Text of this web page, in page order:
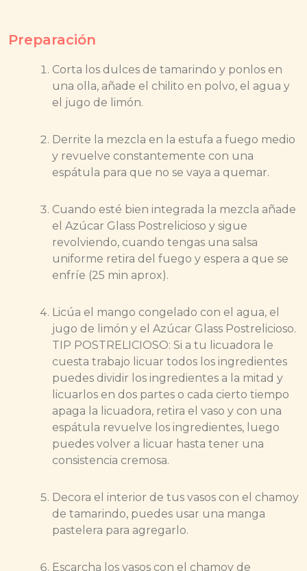
Preparación
Corta los dulces de tamarindo y ponlos en
una olla, añade el chilito en polvo, el agua y
el jugo de limón.
Derrite la mezcla en la estufa a fuego medio
y revuelve constantemente con una
espátula para que no se vaya a quemar.
Cuando esté bien integrada la mezcla añade
el Azúcar Glass Postrelicioso y sigue
revolviendo, cuando tengas una salsa
uniforme retira del fuego y espera a que se
enfríe (25 min aprox).
Licúa el mango congelado con el agua, el
jugo de limón y el Azúcar Glass Postrelicioso.
TIP POSTRELICIOSO: Si a tu licuadora le
cuesta trabajo licuar todos los ingredientes
puedes dividir los ingredientes a la mitad y
licuarlos en dos partes o cada cierto tiempo
apaga la licuadora, retira el vaso y con una
espátula revuelve los ingredientes, luego
puedes volver a licuar hasta tener una
consistencia cremosa.
Decora el interior de tus vasos con el chamoy
de tamarindo, puedes usar una manga
pastelera para agregarlo.
Escarcha los vasos con el chamoy de